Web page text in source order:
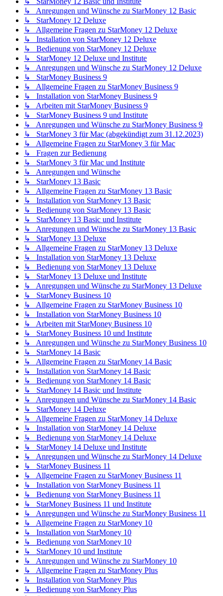
↳ Anregungen und Wünsche zu StarMoney 12 Basic
↳ StarMoney 12 Deluxe
↳ Allgemeine Fragen zu StarMoney 12 Deluxe
↳ Installation von StarMoney 12 Deluxe
↳ Bedienung von StarMoney 12 Deluxe
↳ StarMoney 12 Deluxe und Institute
↳ Anregungen und Wünsche zu StarMoney 12 Deluxe
↳ StarMoney Business 9
↳ Allgemeine Fragen zu StarMoney Business 9
↳ Installation von StarMoney Business 9
↳ Arbeiten mit StarMoney Business 9
↳ StarMoney Business 9 und Institute
↳ Anregungen und Wünsche zu StarMoney Business 9
↳ StarMoney 3 für Mac (abgekündigt zum 31.12.2023)
↳ Allgemeine Fragen zu StarMoney 3 für Mac
↳ Fragen zur Bedienung
↳ StarMoney 3 für Mac und Institute
↳ Anregungen und Wünsche
↳ StarMoney 13 Basic
↳ Allgemeine Fragen zu StarMoney 13 Basic
↳ Installation von StarMoney 13 Basic
↳ Bedienung von StarMoney 13 Basic
↳ StarMoney 13 Basic und Institute
↳ Anregungen und Wünsche zu StarMoney 13 Basic
↳ StarMoney 13 Deluxe
↳ Allgemeine Fragen zu StarMoney 13 Deluxe
↳ Installation von StarMoney 13 Deluxe
↳ Bedienung von StarMoney 13 Deluxe
↳ StarMoney 13 Deluxe und Institute
↳ Anregungen und Wünsche zu StarMoney 13 Deluxe
↳ StarMoney Business 10
↳ Allgemeine Fragen zu StarMoney Business 10
↳ Installation von StarMoney Business 10
↳ Arbeiten mit StarMoney Business 10
↳ StarMoney Business 10 und Institute
↳ Anregungen und Wünsche zu StarMoney Business 10
↳ StarMoney 14 Basic
↳ Allgemeine Fragen zu StarMoney 14 Basic
↳ Installation von StarMoney 14 Basic
↳ Bedienung von StarMoney 14 Basic
↳ StarMoney 14 Basic und Institute
↳ Anregungen und Wünsche zu StarMoney 14 Basic
↳ StarMoney 14 Deluxe
↳ Allgemeine Fragen zu StarMoney 14 Deluxe
↳ Installation von StarMoney 14 Deluxe
↳ Bedienung von StarMoney 14 Deluxe
↳ StarMoney 14 Deluxe und Institute
↳ Anregungen und Wünsche zu StarMoney 14 Deluxe
↳ StarMoney Business 11
↳ Allgemeine Fragen zu StarMoney Business 11
↳ Installation von StarMoney Business 11
↳ Bedienung von StarMoney Business 11
↳ StarMoney Business 11 und Institute
↳ Anregungen und Wünsche zu StarMoney Business 11
↳ Allgemeine Fragen zu StarMoney 10
↳ Installation von StarMoney 10
↳ Bedienung von StarMoney 10
↳ StarMoney 10 und Institute
↳ Anregungen und Wünsche zu StarMoney 10
↳ Allgemeine Fragen zu StarMoney Plus
↳ Installation von StarMoney Plus
↳ Bedienung von StarMoney Plus